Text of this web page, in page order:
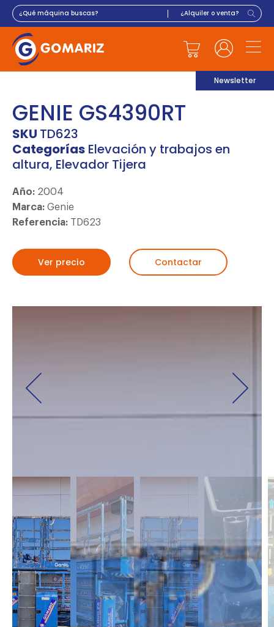
Newsletter
GENIE GS4390RT
SKU TD623
Categorías Elevación y trabajos en
altura, Elevador Tijera
Año: 2004
Marca: Genie
Referencia: TD623
Ver precio Contactar